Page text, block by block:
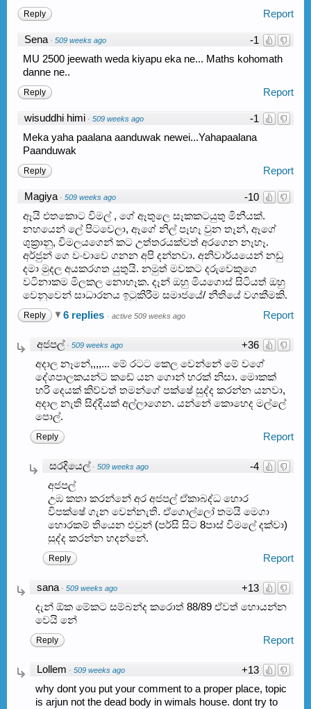
Report
Reply
-1
Sena · 509 weeks ago
MU 2500 jeewath weda kiyapu eka ne... Maths kohomath
danne ne..
Report
Reply
-1
wisuddhi himi · 509 weeks ago
Meka yaha paalana aanduwak newei...Yahapaalana
Paanduwak
Report
Reply
-10
Magiya · 509 weeks ago
ඈයි එතකොට විමල් , ගේ ඈතුලෙ සෑකකටයුතු මිනීයක්.
නහයෙන් ලේ පිටවෙලා, ඈගේ නිල් පෑහෑ වුන තෑන්, ඈගේ
ශුක්‍රානු, විමලයගෙන් කට උත්තරයක්වත් අරගෙන නෑහෑ.
අර්ජුන් ගෙ වංචාවෙ ගනන අපි දන්නවා. අනිවාර්යයෙන් නඩු
දමා මුදල අයකරගත යුතුයි. නමුත් මවකට දරුවෙකුගෙ
වටිනාකම මිලකල නොහෑක. දෑන් ඔහු මියගොස් සිටියත් ඔහු
වෙනුවෙන් සාධාරනය ඉටුකිරීම සමාජයේ/ නීතියේ වගකීමකි.
Report
Reply 6 replies · active 509 weeks ago
+36
අජපල් · 509 weeks ago
අදාල නෑනේ,,,,... මේ රටට කෙල වෙන්නේ මේ වගේ
දේශපාලකයන්ට කඩේ යන ගොන් හරක් නිසා. මොකක්
හරි දෙයක් කිව්වත් තමන්ගේ පක්ෂේ සුද්ද කරන්න යනවා,
අදාල නැති සිද්දියක් අල්ලාගෙන. යන්නේ කොහෙද මල්ලේ
පොල්.
Report
Reply
-4
සරදියෙල් · 509 weeks ago
අජපල්
උඹ කතා කරන්නේ අර අජපල් ඒකාබද්ධ හොර
විපක්ෂේ ගැන වෙන්නැති. ඒගොල්ලෝ තමයි මෙගා
හොරකම් තියෙන එවුන් (පර්සි සිට 8පාස් විමලේ දක්වා)
සුද්ද කරන්න හදන්නේ.
Report
Reply
+13
sana · 509 weeks ago
දැන් ඕක මේකට සම්බන්ද කරොත් 88/89 ඒවත් හොයන්න
වෙයි නේ
Report
Reply
+13
Lollem · 509 weeks ago
why dont you put your comment to a proper place, topic
is arjun not the dead body in wimals house. dont try to